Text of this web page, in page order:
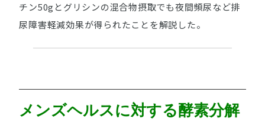
チン50gとグリシンの混合物摂取でも夜間頻尿など排
尿障害軽減効果が得られたことを解説した。
メンズヘルスに対する酵素分解